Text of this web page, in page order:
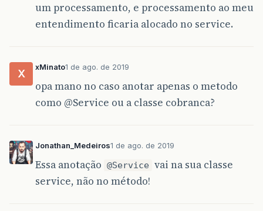
um processamento, e processamento ao meu
entendimento ficaria alocado no service.
X
xMinato1 de ago. de 2019
opa mano no caso anotar apenas o metodo
como @Service ou a classe cobranca?
Jonathan_Medeiros1 de ago. de 2019
Essa anotação @Service vai na sua classe
service, não no método!